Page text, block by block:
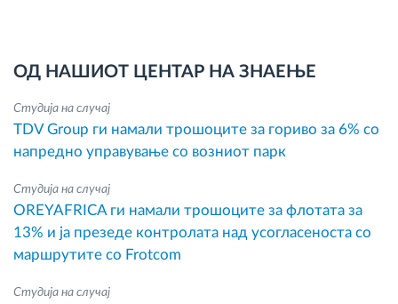
ОД НАШИОТ ЦЕНТАР НА ЗНАЕЊЕ
Студија на случај
TDV Group ги намали трошоците за гориво за 6% со
напредно управување со возниот парк
Студија на случај
OREYAFRICA ги намали трошоците за флотата за
13% и ја презеде контролата над усогласеноста со
маршрутите со Frotcom
Студија на случај